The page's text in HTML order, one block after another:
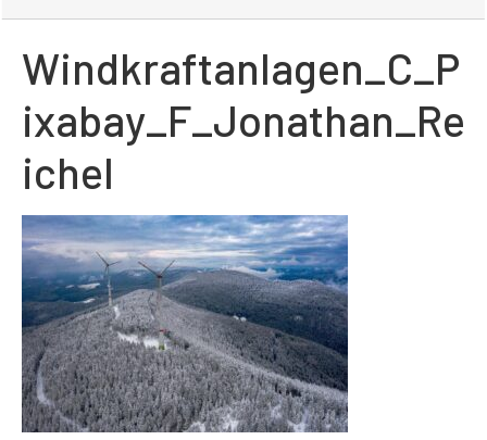
Windkraftanlagen_C_P
ixabay_F_Jonathan_Re
ichel